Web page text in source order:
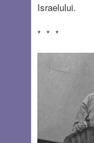
Israelului.
* * *